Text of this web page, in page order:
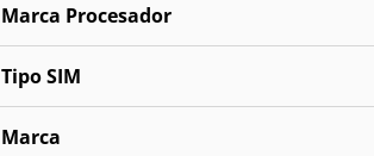
Marca Procesador
Tipo SIM
Marca